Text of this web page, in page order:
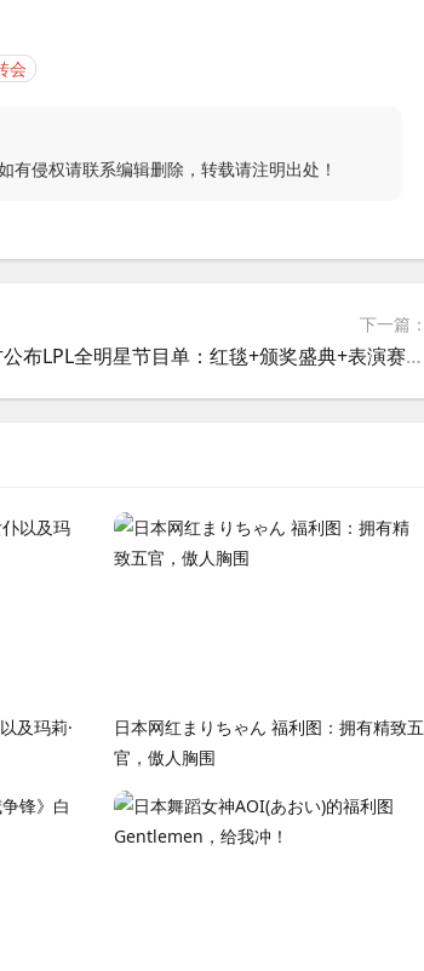
会
侵权请联系编辑删除，转载请注明出处！
下一篇：
官方公布LPL全明星节目单：红毯+颁奖盛典+表演赛/全明星正赛
及玛莉·
日本网红まりちゃん 福利图：拥有精致五
官，傲人胸围